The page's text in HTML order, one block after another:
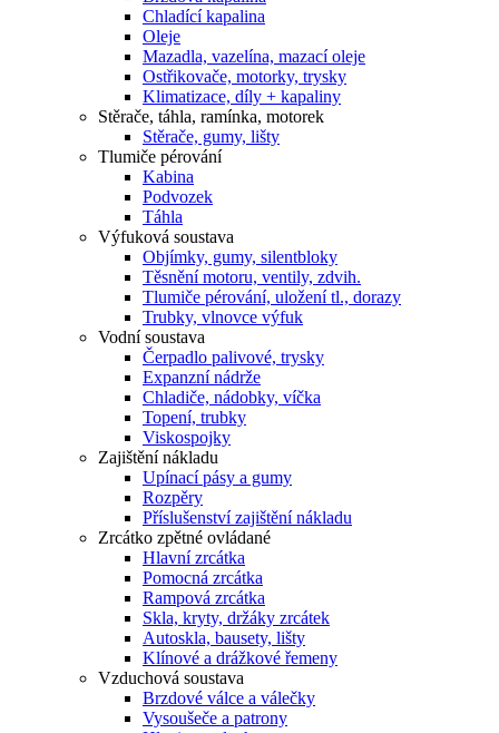
Chladící kapalina
Oleje
Mazadla, vazelína, mazací oleje
Ostřikovače, motorky, trysky
Klimatizace, díly + kapaliny
Stěrače, táhla, ramínka, motorek
Stěrače, gumy, lišty
Tlumiče pérování
Kabina
Podvozek
Táhla
Výfuková soustava
Objímky, gumy, silentbloky
Těsnění motoru, ventily, zdvih.
Tlumiče pérování, uložení tl., dorazy
Trubky, vlnovce výfuk
Vodní soustava
Čerpadlo palivové, trysky
Expanzní nádrže
Chladiče, nádobky, víčka
Topení, trubky
Viskospojky
Zajištění nákladu
Upínací pásy a gumy
Rozpěry
Příslušenství zajištění nákladu
Zrcátko zpětné ovládané
Hlavní zrcátka
Pomocná zrcátka
Rampová zrcátka
Skla, kryty, držáky zrcátek
Autoskla, bausety, lišty
Klínové a drážkové řemeny
Vzduchová soustava
Brzdové válce a válečky
Vysoušeče a patrony